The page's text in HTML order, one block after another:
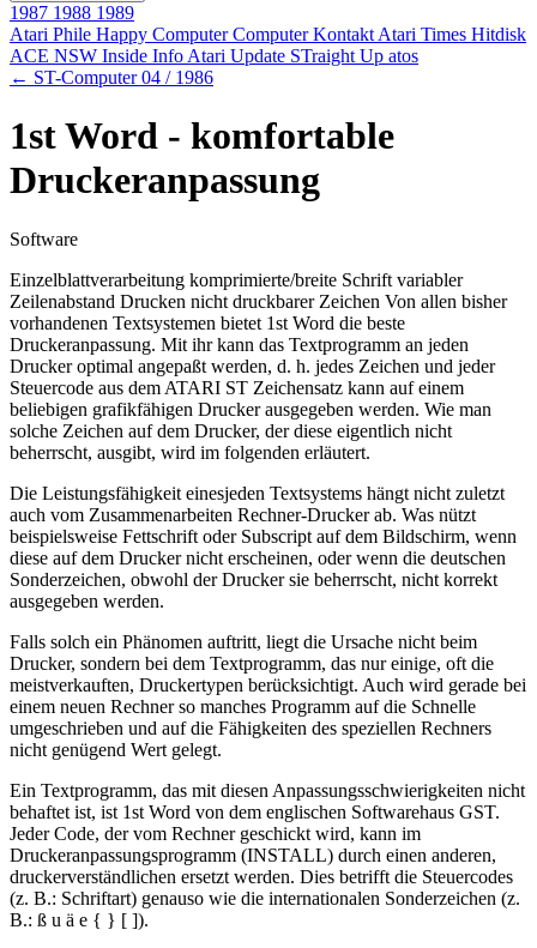
1987 1988 1989
Atari Phile Happy ComputerComputer Kontakt Atari Times Hitdisk
ACE NSW Inside Info Atari Update STraight Up atos
← ST-Computer 04 / 1986
1st Word - komfortable
Druckeranpassung
Software
Einzelblattverarbeitung komprimierte/breite Schrift variabler
Zeilenabstand Drucken nicht druckbarer Zeichen Von allen bisher
vorhandenen Textsystemen bietet 1st Word die beste
Druckeranpassung. Mit ihr kann das Textprogramm an jeden
Drucker optimal angepaßt werden, d. h. jedes Zeichen und jeder
Steuercode aus dem ATARI ST Zeichensatz kann auf einem
beliebigen grafikfähigen Drucker ausgegeben werden. Wie man
solche Zeichen auf dem Drucker, der diese eigentlich nicht
beherrscht, ausgibt, wird im folgenden erläutert.
Die Leistungsfähigkeit einesjeden Textsystems hängt nicht zuletzt
auch vom Zusammenarbeiten Rechner-Drucker ab. Was nützt
beispielsweise Fettschrift oder Subscript auf dem Bildschirm, wenn
diese auf dem Drucker nicht erscheinen, oder wenn die deutschen
Sonderzeichen, obwohl der Drucker sie beherrscht, nicht korrekt
ausgegeben werden.
Falls solch ein Phänomen auftritt, liegt die Ursache nicht beim
Drucker, sondern bei dem Textprogramm, das nur einige, oft die
meistverkauften, Druckertypen berücksichtigt. Auch wird gerade bei
einem neuen Rechner so manches Programm auf die Schnelle
umgeschrieben und auf die Fähigkeiten des speziellen Rechners
nicht genügend Wert gelegt.
Ein Textprogramm, das mit diesen Anpassungsschwierigkeiten nicht
behaftet ist, ist 1st Word von dem englischen Softwarehaus GST.
Jeder Code, der vom Rechner geschickt wird, kann im
Druckeranpassungsprogramm (INSTALL) durch einen anderen,
druckerverständlichen ersetzt werden. Dies betrifft die Steuercodes
(z. B.: Schriftart) genauso wie die internationalen Sonderzeichen (z.
B.: ß u ä e { } [ ]).